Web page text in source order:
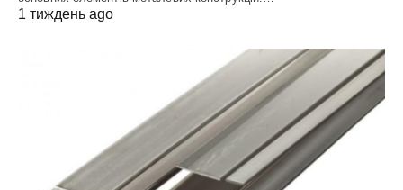
1 тиждень ago